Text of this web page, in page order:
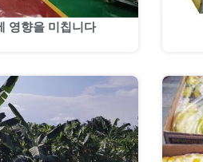
영향을 미칩니다